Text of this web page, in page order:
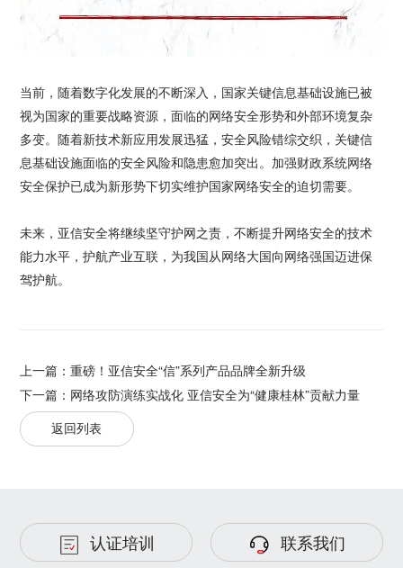
当前，随着数字化发展的不断深入，国家关键信息基础设施已被
视为国家的重要战略资源，面临的网络安全形势和外部环境复杂
多变。随着新技术新应用发展迅猛，安全风险错综交织，关键信
息基础设施面临的安全风险和隐患愈加突出。加强财政系统网络
安全保护已成为新形势下切实维护国家网络安全的迫切需要。
未来，亚信安全将继续坚守护网之责，不断提升网络安全的技术
能力水平，护航产业互联，为我国从网络大国向网络强国迈进保
驾护航。
上一篇：重磅！亚信安全“信”系列产品品牌全新升级
下一篇： 网络攻防演练实战化 亚信安全为“健康桂林”贡献力量
返回列表
认证培训 联系我们